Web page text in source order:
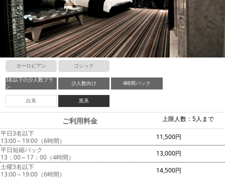
ヨーロピアン ゴシック
3名以下の少人数プラ
ン
少人数向け 4時間パック
白系 黒系
上限人数：5人まで
ご利用料金
平日3名以下
13:00～19:00（6時間）
11,500円
平日短縮パック
13：00～17：00（4時間）
13,000円
土曜3名以下
13:00～19:00（6時間）
14,500円